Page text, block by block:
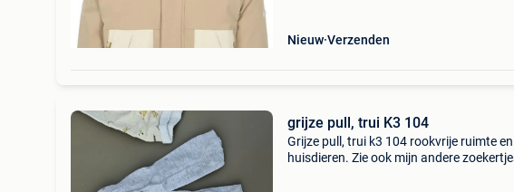
Nieuw Verzenden
grijze pull, trui K3 104
Grijze pull, trui k3 104 rookvrije ruimte
huisdieren. Zie ook mijn andere